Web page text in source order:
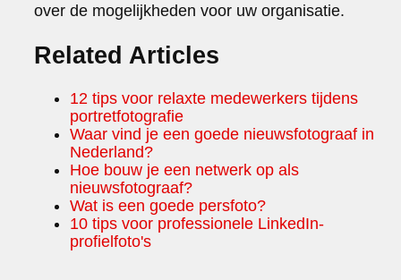
over de mogelijkheden voor uw organisatie.
Related Articles
12 tips voor relaxte medewerkers tijdens
portretfotografie
Waar vind je een goede nieuwsfotograaf in
Nederland?
Hoe bouw je een netwerk op als
nieuwsfotograaf?
Wat is een goede persfoto?
10 tips voor professionele LinkedIn-
profielfoto's